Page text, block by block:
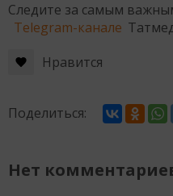
Следите за самым
Telegram-канале
Нравится
Поделиться:
Нет